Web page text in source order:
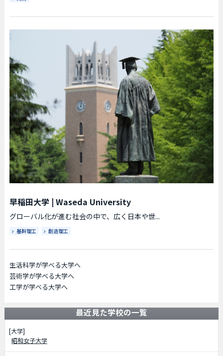
早稲田大学| Waseda University
グローバル化が進む社会の中で、広く日本や世...
基幹理工 創造理工
生活科学が学べる大学へ
芸術学が学べる大学へ
工学が学べる大学へ
最近見た学校の一覧
[大学]
昭和女子大学